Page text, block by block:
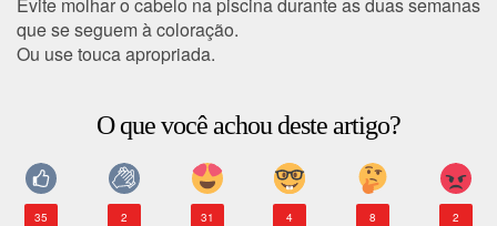
que se seguem à coloração.
Ou use touca apropriada.
O que você achou deste artigo?
35 2 31 4 8 2